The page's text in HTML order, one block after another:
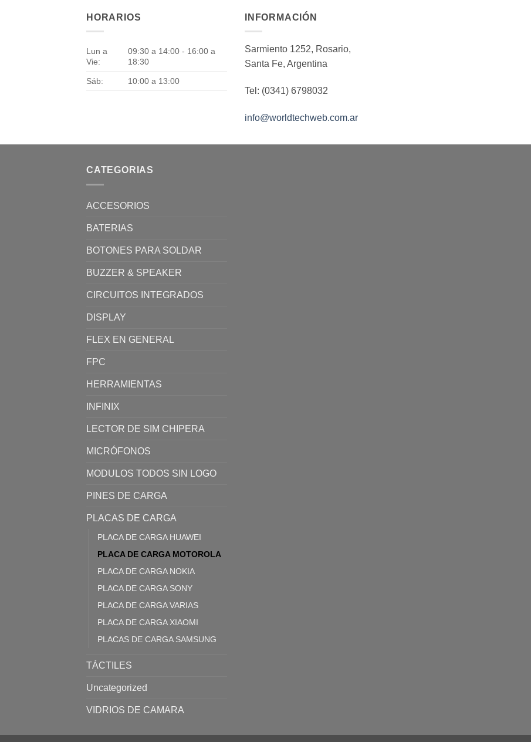
HORARIOS
Lun a
Vie:
09:30 a 14:00 - 16:00 a
18:30
Sáb: 10:00 a 13:00
INFORMACIÓN
Sarmiento 1252, Rosario,
Santa Fe, Argentina
Tel: (0341) 6798032
info@worldtechweb.com.ar
CATEGORIAS
ACCESORIOS
BATERIAS
BOTONES PARA SOLDAR
BUZZER & SPEAKER
CIRCUITOS INTEGRADOS
DISPLAY
FLEX EN GENERAL
FPC
HERRAMIENTAS
INFINIX
LECTOR DE SIM CHIPERA
MICRÓFONOS
MODULOS TODOS SIN LOGO
PINES DE CARGA
PLACAS DE CARGA
PLACA DE CARGA HUAWEI
PLACA DE CARGA MOTOROLA
PLACA DE CARGA NOKIA
PLACA DE CARGA SONY
PLACA DE CARGA VARIAS
PLACA DE CARGA XIAOMI
PLACAS DE CARGA SAMSUNG
TÁCTILES
Uncategorized
VIDRIOS DE CAMARA